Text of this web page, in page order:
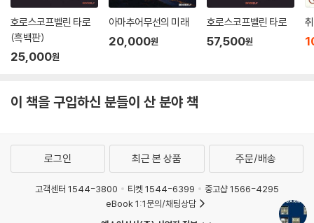
호로스코프벨린 타로
(흑백판)
25,000원
아마추어무선의 미래
20,000원
호로스코프벨린 타로
57,500원
이 책을 구입하신 분들이 산 분야 책
로그인 최근 본 상품 주문/배송
고객센터 1544-3800 티켓 1544-6399
중고샵 1566-4295
eBook 1:1문의/채팅상담